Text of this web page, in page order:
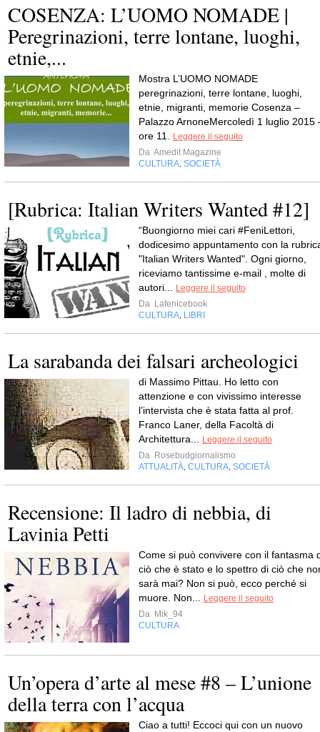
COSENZA: L’UOMO NOMADE |
Peregrinazioni, terre lontane, luoghi,
etnie,...
Mostra L’UOMO NOMADE
peregrinazioni, terre lontane, luoghi,
etnie, migranti, memorie Cosenza –
Palazzo ArnoneMercoledì 1 luglio 2015
ore 11.
Leggere il seguito
Da Amedit Magazine
CULTURA SOCIETÀ
[Rubrica: Italian Writers Wanted #12]
“Buongiorno miei cari #FeniLettori,
dodicesimo appuntamento con la
"Italian Writers Wanted". Ogni giorno,
riceviamo tantissime e-mail , molte di
autori...
Leggere il seguito
Da Lafenicebook
CULTURA LIBRI
La sarabanda dei falsari archeologici
di Massimo Pittau. Ho letto con
attenzione e con vivissimo interesse
l’intervista che è stata fatta al prof.
Franco Laner, della Facoltà di
Architettura...
Leggere il seguito
Da Rosebudgiornalismo
ATTUALITÀ CULTURA SOCIETÀ
Recensione: Il ladro di nebbia, di
Lavinia Petti
Come si può convivere con il fantasma
ciò che è stato e lo spettro di ciò che
sarà mai? Non si può, ecco perché si
muore. Non...
Leggere il seguito
Da Mik_94
CULTURA
Un’opera d’arte al mese #8 – L’unione
della terra con l’acqua
Ciao a tutti! Eccoci qui con un nuovo